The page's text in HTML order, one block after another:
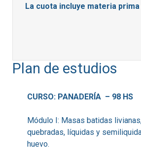
La cuota incluye materia
Plan de estudios
CURSO: PANADERÍA – 98 HS
Módulo I: Masas batidas
quebradas, líquidas y
huevo.